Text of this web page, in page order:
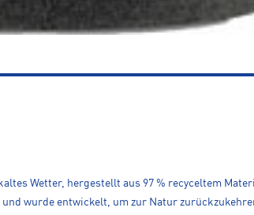
Wetter, hergestellt aus 97 % recyceltem
wurde entwickelt, um zur Natur